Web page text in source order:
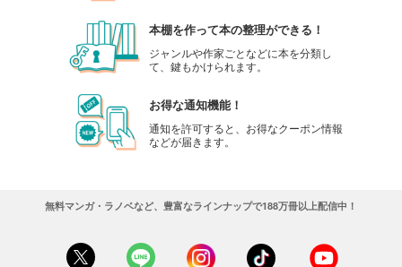
本棚を作って本の整理ができる！
ジャンルや作家ごとなどに本を分類し
て、鍵もかけられます。
お得な通知機能！
通知を許可すると、お得なクーポン情報
などが届きます。
無料マンガ・ラノベなど、豊富なラインナップで188万冊以上配信中！